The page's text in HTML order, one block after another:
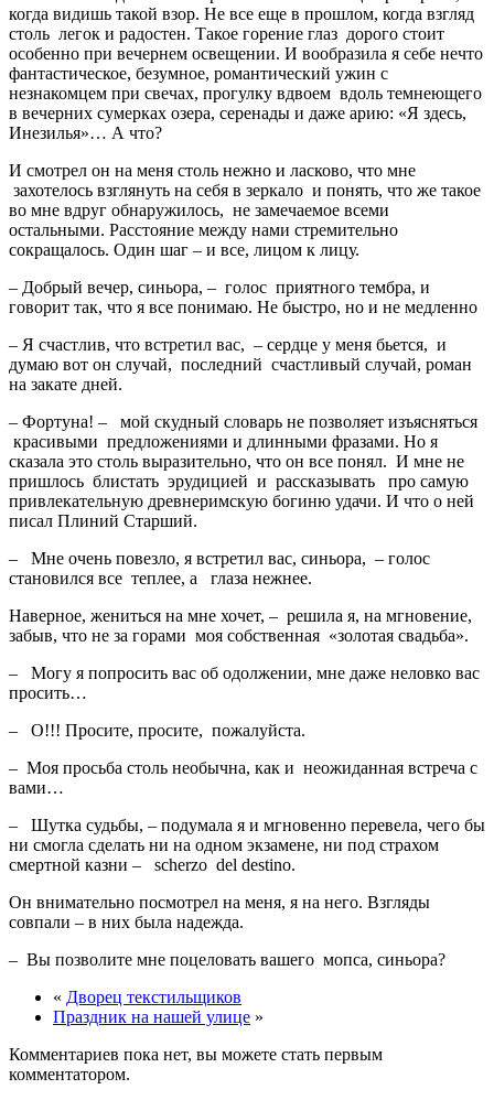
когда видишь такой взор. Не все еще в прошлом, когда взгляд
столь легок и радостен. Такое горение глаз дорого стоит
особенно при вечернем освещении. И вообразила я себе нечто
фантастическое, безумное, романтический ужин с
незнакомцем при свечах, прогулку вдвоем вдоль темнеющего
в вечерних сумерках озера, серенады и даже арию: «Я здесь,
Инезилья»… А что?
И смотрел он на меня столь нежно и ласково, что мне
захотелось взглянуть на себя в зеркало и понять, что же такое
во мне вдруг обнаружилось, не замечаемое всеми
остальными. Расстояние между нами стремительно
сокращалось. Один шаг – и все, лицом к лицу.
– Добрый вечер, синьора, – голос приятного тембра, и
говорит так, что я все понимаю. Не быстро, но и не медленно
– Я счастлив, что встретил вас, – сердце у меня бьется, и
думаю вот он случай, последний счастливый случай, роман
на закате дней.
– Фортуна! – мой скудный словарь не позволяет изъясняться
красивыми предложениями и длинными фразами. Но я
сказала это столь выразительно, что он все понял. И мне не
пришлось блистать эрудицией и рассказывать про самую
привлекательную древнеримскую богиню удачи. И что о ней
писал Плиний Старший.
– Мне очень повезло, я встретил вас, синьора, – голос
становился все теплее, а глаза нежнее.
Наверное, жениться на мне хочет, – решила я, на мгновение,
забыв, что не за горами моя собственная «золотая свадьба».
– Могу я попросить вас об одолжении, мне даже неловко вас
просить…
– О!!! Просите, просите, пожалуйста.
– Моя просьба столь необычна, как и неожиданная встреча с
вами…
– Шутка судьбы, – подумала я и мгновенно перевела, чего бы
ни смогла сделать ни на одном экзамене, ни под страхом
смертной казни – scherzo del destino.
Он внимательно посмотрел на меня, я на него. Взгляды
совпали – в них была надежда.
– Вы позволите мне поцеловать вашего мопса, синьора?
« Дворец текстильщиков
Праздник на нашей улице »
Комментариев пока нет, вы можете стать первым
комментатором.